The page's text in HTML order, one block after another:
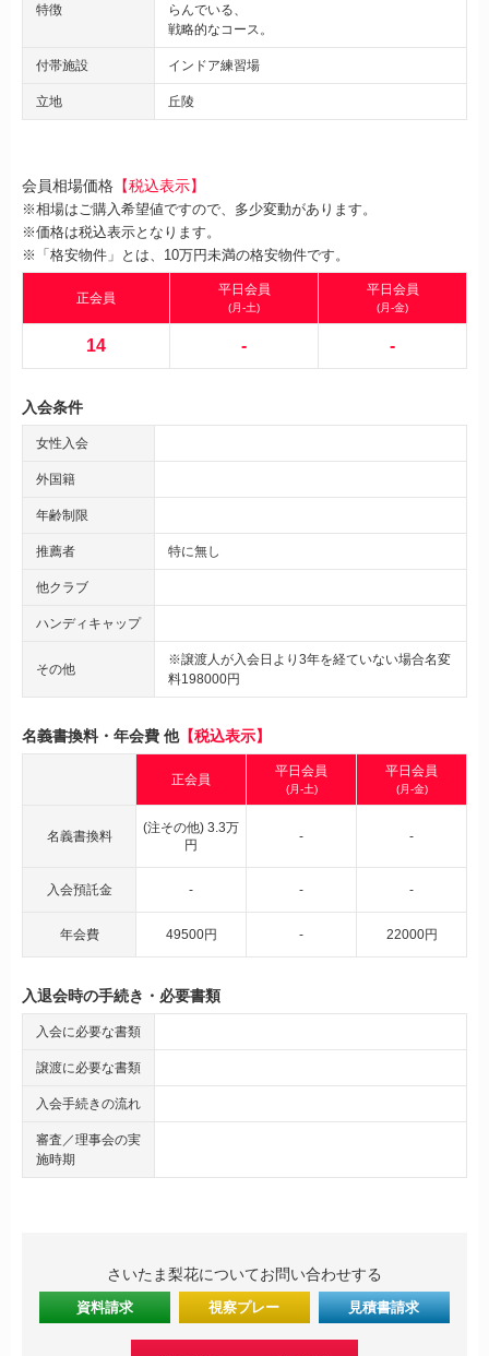
特徴
らんでいる、
戦略的なコース。
付帯施設 インドア練習場
立地 丘陵
会員相場価格 【税込表示】
※相場はご購入希望値ですので、多少変動があります。
※価格は税込表示となります。
※「格安物件」とは、10万円未満の格安物件です。
正会員
平日会員
(月-土)
平日会員
(月-金)
14 - -
入会条件
女性入会
外国籍
年齢制限
推薦者 特に無し
他クラブ
ハンディキャップ
その他
※譲渡人が入会日より3年を経ていない場合名変
料198000円
名義書換料・年会費 他【税込表示】
正会員
平日会員
(月-土)
平日会員
(月-金)
名義書換料
(注その他) 3.3万
円
- -
入会預託金 - - -
年会費 49500円 - 22000円
入退会時の手続き・必要書類
入会に必要な書類
譲渡に必要な書類
入会手続きの流れ
審査／理事会の実
施時期
さいたま梨花についてお問い合わせする
資料請求 視察プレー 見積書請求